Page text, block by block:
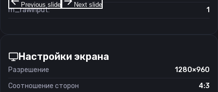
Previous slide Next slide
m_rawinput:
1
Настройки экрана
Разрешение
1280×960
Соотношение сторон
4:3